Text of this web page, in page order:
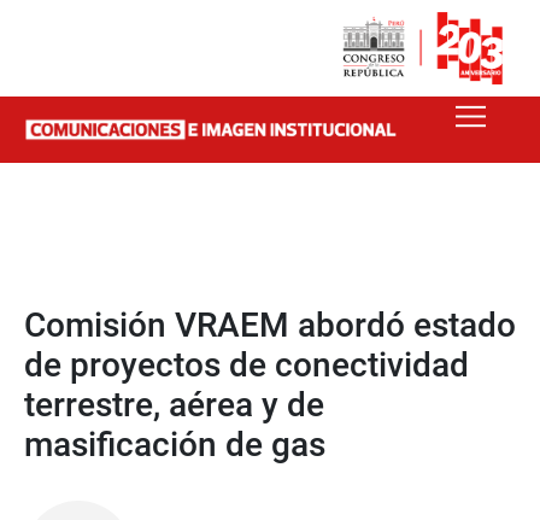
Comisión VRAEM abordó estado
de proyectos de conectividad
terrestre, aérea y de
masificación de gas